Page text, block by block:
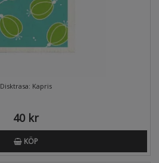
Disktrasa: Kapris
40 kr
KÖP